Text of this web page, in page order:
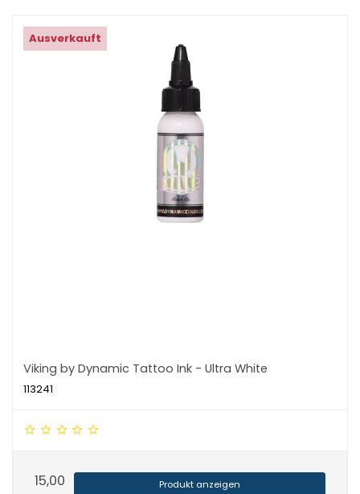
Ausverkauft
Viking by Dynamic Tattoo Ink - Ultra White
113241
15,00
Produkt anzeigen